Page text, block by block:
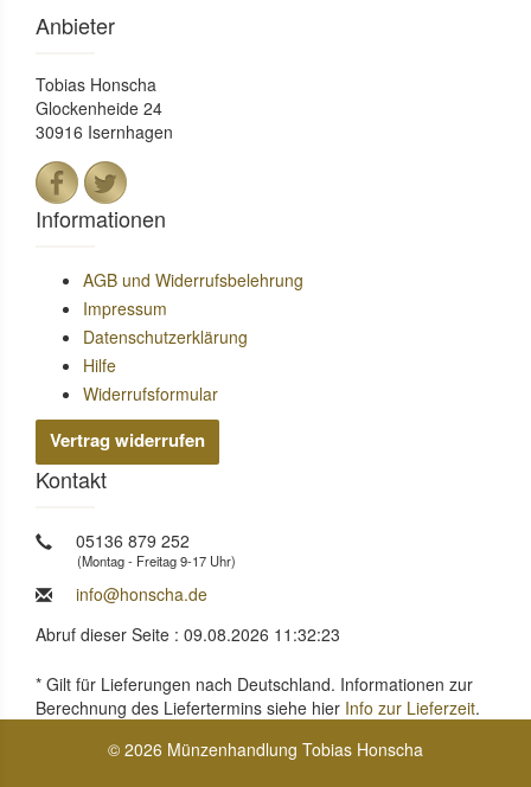
Anbieter
Tobias Honscha
Glockenheide 24
30916 Isernhagen
Informationen
AGB und Widerrufsbelehrung
Impressum
Datenschutzerklärung
Hilfe
Widerrufsformular
Vertrag widerrufen
Kontakt
05136 879 252
(Montag - Freitag 9-17 Uhr)
info@honscha.de
Abruf dieser Seite : 09.08.2026 11:32:23
* Gilt für Lieferungen nach Deutschland. Informationen zur
Berechnung des Liefertermins siehe hier Info zur Lieferzeit.
© 2026 Münzenhandlung Tobias Honscha